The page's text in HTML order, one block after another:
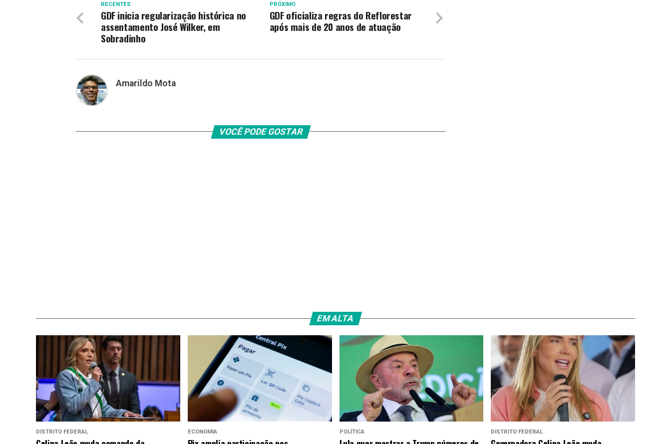
PRÓXIMO
GDF oficializa regras do Reflorestar
após mais de 20 anos de atuação
RECENTES
GDF inicia regularização histórica no
assentamento José Wilker, em
Sobradinho
Amarildo Mota
VOCÊ PODE GOSTAR
EM ALTA
DISTRITO FEDERAL ECONOMIA POLÍTICA DISTRITO FEDERAL